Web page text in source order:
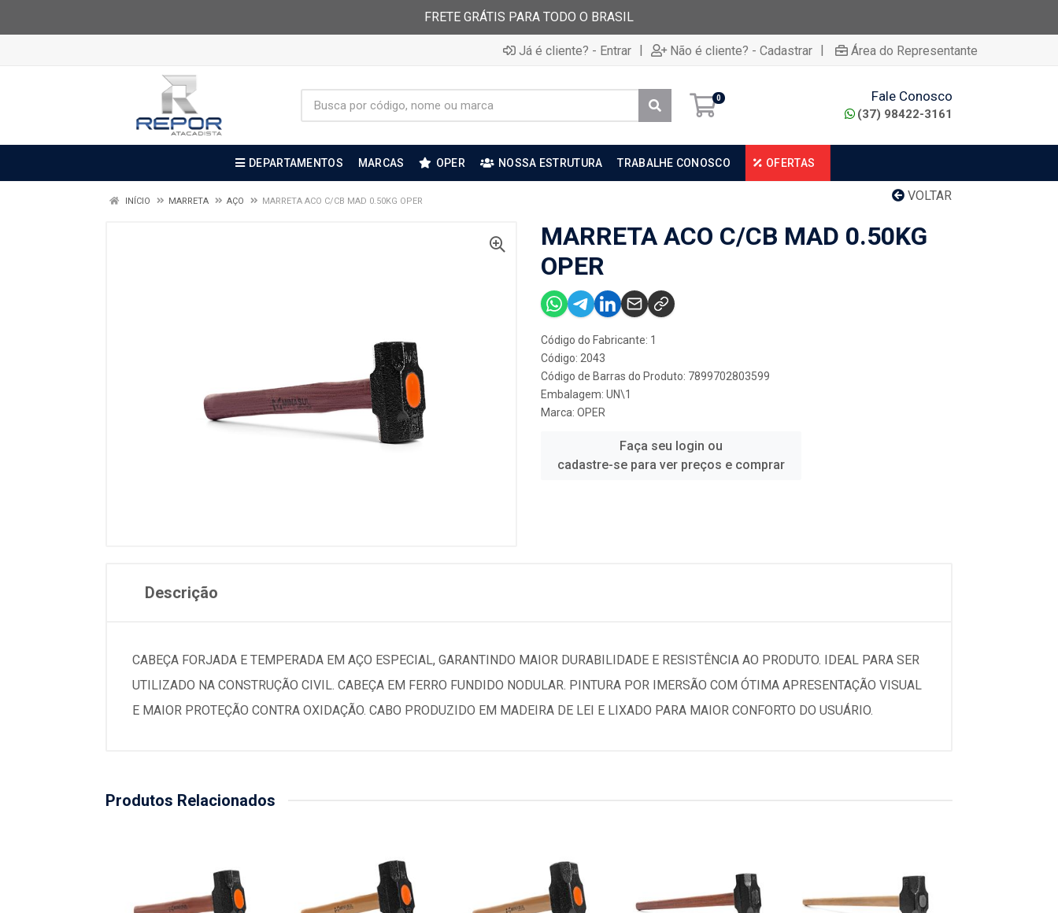
FRETE GRÁTIS PARA TODO O BRASIL
Já é cliente? - Entrar | Não é cliente? - Cadastrar | Área do Representante
0 Fale Conosco
(37) 98422-3161
DEPARTAMENTOS MARCAS OPER NOSSA ESTRUTURA TRABALHE CONOSCO OFERTAS
VOLTAR
INÍCIO MARRETA AÇO MARRETA ACO C/CB MAD 0.50KG OPER
MARRETA ACO C/CB MAD 0.50KG
OPER
Código do Fabricante: 1
Código: 2043
Código de Barras do Produto: 7899702803599
Embalagem: UN\1
Marca: OPER
Faça seu login ou
cadastre-se para ver preços e comprar
Descrição
CABEÇA FORJADA E TEMPERADA EM AÇO ESPECIAL, GARANTINDO MAIOR DURABILIDADE E RESISTÊNCIA AO PRODUTO. IDEAL PARA SER
UTILIZADO NA CONSTRUÇÃO CIVIL. CABEÇA EM FERRO FUNDIDO NODULAR. PINTURA POR IMERSÃO COM ÓTIMA APRESENTAÇÃO VISUAL
E MAIOR PROTEÇÃO CONTRA OXIDAÇÃO. CABO PRODUZIDO EM MADEIRA DE LEI E LIXADO PARA MAIOR CONFORTO DO USUÁRIO.
Produtos Relacionados